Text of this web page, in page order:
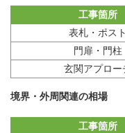
工事箇所
表札・ポスト
門扉・門柱
玄関アプロー
境界・外周関連の相場
工事箇所